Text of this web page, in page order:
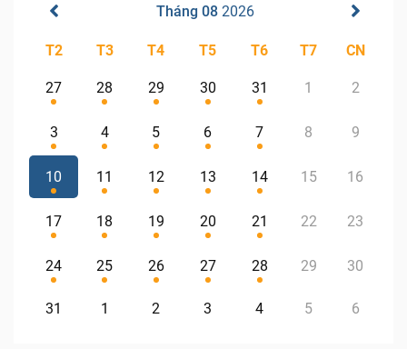
Tháng 08 2026
T2 T3 T4 T5 T6 T7 CN
27 28 29 30 31 1 2
3 4 5 6 7 8 9
10 11 12 13 14 15 16
17 18 19 20 21 22 23
24 25 26 27 28 29 30
31 1 2 3 4 5 6